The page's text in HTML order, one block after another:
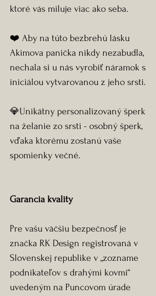
ktoré vás miluje viac ako seba.
❤️ Aby na túto bezbrehú lásku
Akimova panička nikdy nezabudla,
nechala si u nás vyrobiť náramok s
iniciálou vytvarovanou z jeho srsti.
💎Unikátny personalizovaný šperk
na želanie zo srsti - osobný šperk,
vďaka ktorému zostanú vaše
spomienky večné.
Garancia kvality
Pre vašu väčšiu bezpečnosť je
značka RK Design registrovaná v
Slovenskej republike v „zozname
podnikateľov s drahými kovmi“
uvedeným na Puncovom úrade